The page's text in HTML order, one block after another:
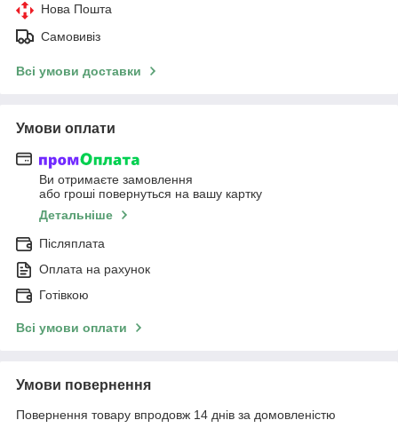
Нова Пошта
Самовивіз
Всі умови доставки
Умови оплати
Ви отримаєте замовлення
або гроші повернуться на вашу картку
Детальніше
Післяплата
Оплата на рахунок
Готівкою
Всі умови оплати
Умови повернення
Повернення товару впродовж 14 днів за домовленістю